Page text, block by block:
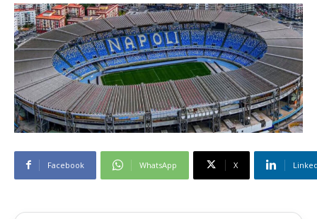
Facebook WhatsApp X